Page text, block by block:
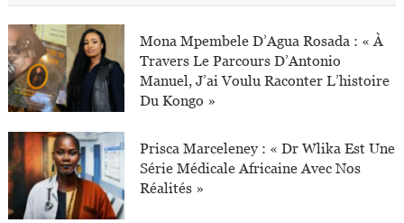
Mona Mpembele D’Agua Rosada : « À
Travers Le Parcours D’Antonio
Manuel, J’ai Voulu Raconter L’histoire
Du Kongo »
Prisca Marceleney : « Dr Wlika Est Une
Série Médicale Africaine Avec Nos
Réalités »